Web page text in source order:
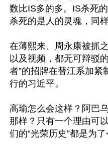
数比IS多的多。IS杀死
杀死的是人的灵魂，同
在薄熙来、周永康被抓
以及视频，都无可辩驳
者”的招牌在替江系加紧
行的习近平。
高瑜怎么会这样？阿巴
那样？只有一个理由可
们的“光荣历史”都是为